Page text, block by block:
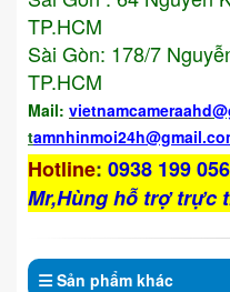
TP.HCM
Sài Gòn: 178/7
TP.HCM
Mail: vietnamcameraahd
t
Hotline: 0938 199
Mr,Hùng hỗ trợ trực
Sản phẩm khác